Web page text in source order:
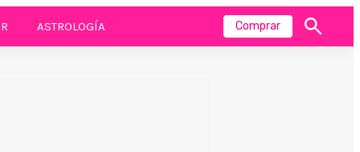
ASTROLOGÍA Comprar
Mostrar